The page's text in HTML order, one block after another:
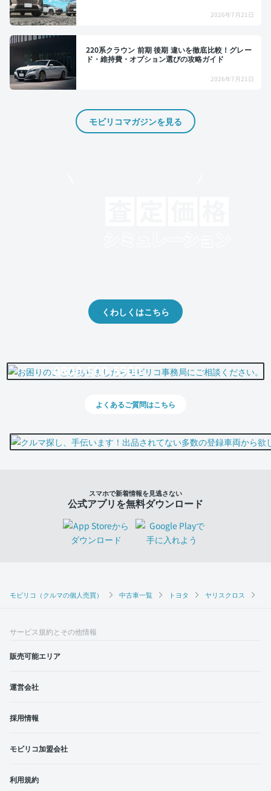
モビリコ（クルマの個人売買） 中古車一覧 トヨタ ヤリスクロス
2026年7月21日
220系クラウン 前期 後期 違いを徹底比較！グレー
ド・維持費・オプション選びの攻略ガイド
2026年7月21日
モビリコマガジンを見る
くわしくはこちら
0800-500-5500
よくあるご質問はこちら
スマホで新着情報を見逃さない
公式アプリを無料ダウンロード
サービス規約とその他情報
販売可能エリア
運営会社
採用情報
モビリコ加盟会社
利用規約